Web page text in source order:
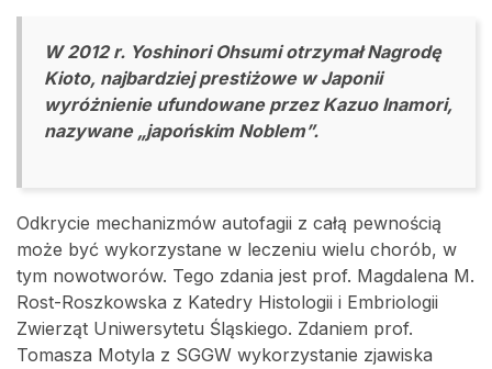
W 2012 r. Yoshinori Ohsumi otrzymał Nagrodę
Kioto, najbardziej prestiżowe w Japonii
wyróżnienie ufundowane przez Kazuo Inamori,
nazywane „japońskim Noblem”.
Odkrycie mechanizmów autofagii z całą pewnością
może być wykorzystane w leczeniu wielu chorób, w
tym nowotworów. Tego zdania jest prof. Magdalena M.
Rost-Roszkowska z Katedry Histologii i Embriologii
Zwierząt Uniwersytetu Śląskiego. Zdaniem prof.
Tomasza Motyla z SGGW wykorzystanie zjawiska